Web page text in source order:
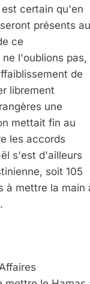
certain qu'en
présents au
ce
l'oublions pas,
de
librement
une
mettait fin au
les accords
s'est d'ailleurs
soit 105
à mettre la main